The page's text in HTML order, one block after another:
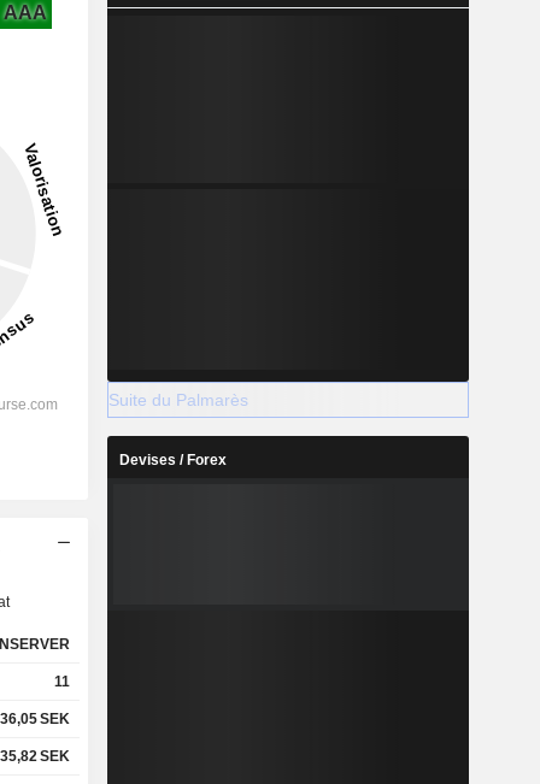
AAA
11
SEK
SEK
Suite du Palmarès
Devises / Forex